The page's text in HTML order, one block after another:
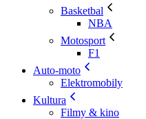
Basketbal
NBA
Motosport
F1
Auto-moto
Elektromobily
Kultura
Filmy & kino